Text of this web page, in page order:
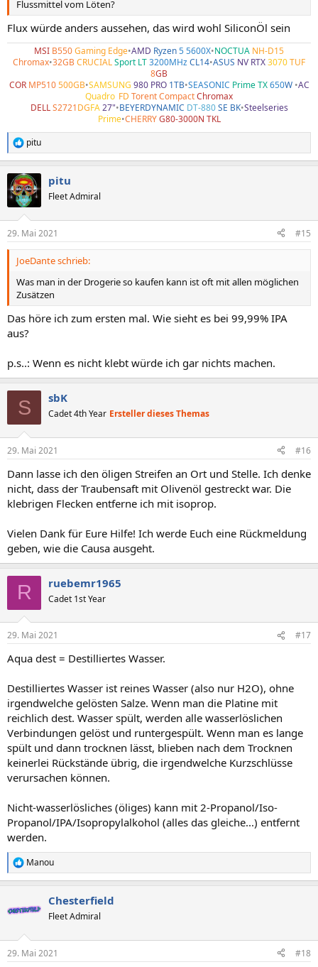
Flussmittel vom Löten?
Flux würde anders aussehen, das wird wohl SiliconÖl sein
MSI B550Gaming Edge•AMD Ryzen5 5600X•NOCTUA NH-D15
Chromax•32GBCRUCIALSport LT3200MHzCL14•ASUS NV RTX3070TUF
8GB
COR MP510 500GB•SAMSUNG 980 PRO 1TB•SEASONIC Prime TX 650W•AC
Quadro FD Torent CompactChromax
DELL S2721DGFA 27"•BEYERDYNAMIC DT-880SE BK•Steelseries
Prime•CHERRY G80-3000N TKL
R
e
k
t
e
n
pitu
pitu
Fleet Admiral
29. Mai 2021 #15
JoeDante schrieb:
Was man in der Drogerie so kaufen kann ist oft mit allen möglichen
Zusätzen
Das höre ich zum ersten mal. Wie sieht es bei 99,99% IPA
aus?
p.s..: Wenn es nicht klebt würde ich gar nichts machen.
S sbK
Cadet 4th Year Ersteller dieses Themas
29. Mai 2021 #16
Dann lasse ich den öligen Streifen an Ort und Stelle. Ich denke
nicht, dass der Traubensaft mit Olivenöl gestreckt war. Die
klebrigen Flecken entferne ich mit isoprop.
Vielen Dank für Eure Hilfe! Ich werde Euch eine Rückmeldung
geben, wie die Causa ausgeht.
R ruebemr1965
Cadet 1st Year
29. Mai 2021 #17
Aqua dest = Destilliertes Wasser.
Destilliertes Wasser ist reines Wasser (also nur H2O), ohne
irgendwelche gelösten Salze. Wenn man die Platine mit
reichlich dest. Wasser spült, werden alle wasserlöslichen
Verbindungen gelöst und runtergespült. Wenn man es lange
spült und dann trocknen lässt, blieben nach dem Trocknen
keinerlei Rückstände übrig, die irgendwelche Kurzschlüsse
verursachen können.
Nicht-wasserlösliches (öliges) kann mit 2-Propanol/Iso-
Propanol/IPA/Isopropylalkohol (alles das gleiche...) entfernt
werden.
R
e
t
e
Manou
Chesterfield
Fleet Admiral
29. Mai 2021 #18